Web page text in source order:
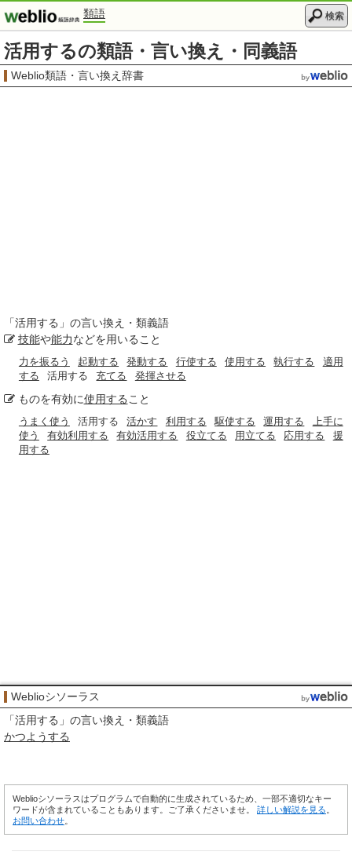
類語 検索
活用するの類語・言い換え・同義語
Weblio類語・言い換え辞書
「活用する 」の言い換え・類義語
技能や能力などを用いること
力を振るう 起動する 発動する 行使する 使用する 執行する
適用
する
活用する 充てる 発揮させる
ものを有効に使用する こと
うまく使う 活用する 活かす 利用する 駆使する 運用する
上手に
使う
有効利用する 有効活用する 役立てる 用立てる 応用する
援
用する
Weblioシソーラス
「活用する 」の言い換え・類義語
かつようする
Weblioシソーラスはプログラムで自動的に生成されているため、一部不適切なキー
ワードが含まれていることもあります。ご了承くださいませ。 詳しい解説を見る
お問い合わせ